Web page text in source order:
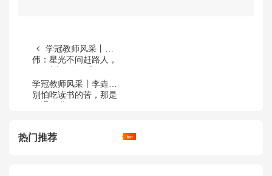
学冠教师风采丨刘
伟：星光不问赶路人，
学冠教师风采丨李垚：
别怕吃读书的苦，那是
热门推荐